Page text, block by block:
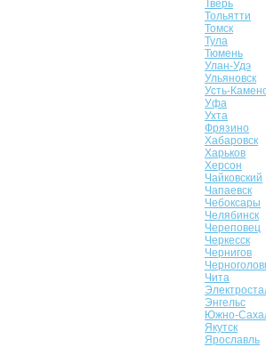
Тверь
Тольятти
Томск
Тула
Тюмень
Улан-Удэ
Ульяновск
Усть-
Уфа
Ухта
Фрязино
Хабаровск
Харьков
Херсон
Чайковский
Чапаевск
Чебоксары
Челябинск
Череповец
Черкесск
Чернигов
Чита
Энгельс
Южно-
Якутск
Ярославль